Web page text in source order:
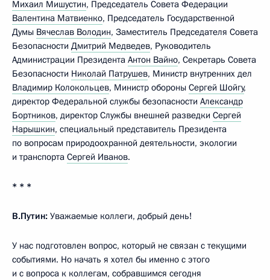
Михаил Мишустин, Председатель Совета Федерации
Валентина Матвиенко, Председатель Государственной
Думы Вячеслав Володин, Заместитель Председателя Совета
Безопасности Дмитрий Медведев, Руководитель
Администрации Президента Антон Вайно, Секретарь Совета
Безопасности Николай Патрушев, Министр внутренних дел
Владимир Колокольцев, Министр обороны Сергей Шойгу,
директор Федеральной службы безопасности Александр
Бортников, директор Службы внешней разведки Сергей
Нарышкин, специальный представитель Президента
по вопросам природоохранной деятельности, экологии
и транспорта Сергей Иванов.
* * *
В.Путин: Уважаемые коллеги, добрый день!
У нас подготовлен вопрос, который не связан с текущими
событиями. Но начать я хотел бы именно с этого
и с вопроса к коллегам, собравшимся сегодня